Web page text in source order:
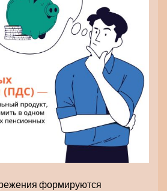
формируются